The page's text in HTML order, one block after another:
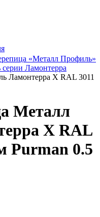
«Металл Профиль»
Ламонтерра
Ламонтерра X RAL 3011
Металл
X RAL
Purman 0.5